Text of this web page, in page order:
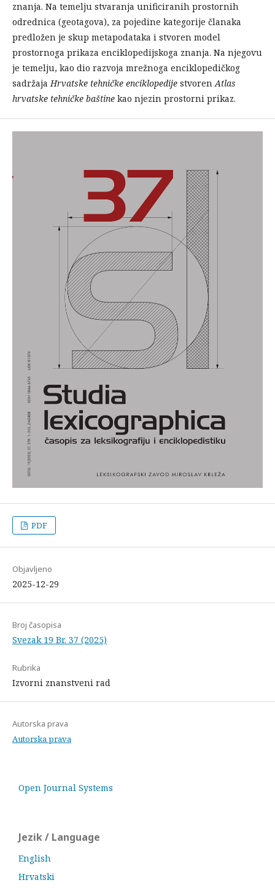
znanja. Na temelju stvaranja unificiranih prostornih
odrednica (geotagova), za pojedine kategorije članaka
predložen je skup metapodataka i stvoren model
prostornoga prikaza enciklopedijskoga znanja. Na njegovu
je temelju, kao dio razvoja mrežnoga enciklopedičkog
sadržajaHrvatske tehničke enciklopedije stvorenAtlas
hrvatske tehničke baštine kao njezin prostorni prikaz.
PDF
Objavljeno
2025-12-29
Broj časopisa
Svezak 19 Br. 37 (2025)
Rubrika
Izvorni znanstveni rad
Autorska prava
Autorska prava
Open Journal Systems
Jezik / Language
English
Hrvatski